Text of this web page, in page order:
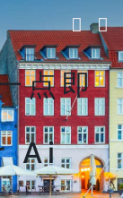
点即
Ai